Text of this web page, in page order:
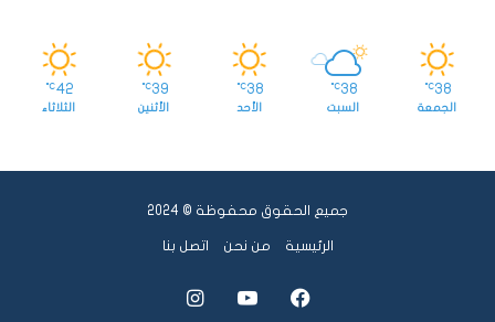
38
℃
الجمعة
38
℃
السبت
38
℃
الأحد
39
℃
الأثنين
42
℃
الثلاثاء
جميع الحقوق محفوظة © 2024
الرئيسية من نحن اتصل بنا
فيسبوكيوتيوبانستقرام